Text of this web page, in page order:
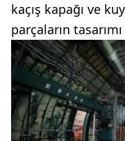
kaçış kapağı ve
parçaların